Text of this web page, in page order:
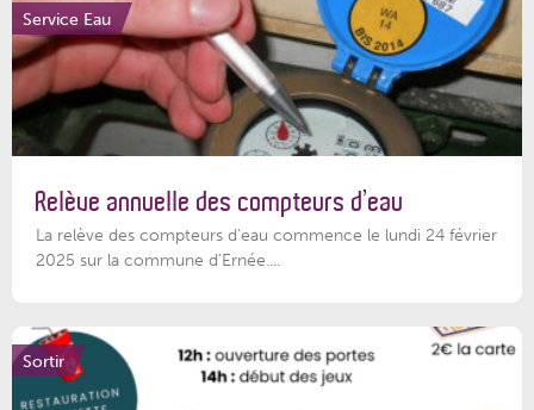
Service Eau
Relève annuelle des compteurs d’eau
La relève des compteurs d'eau commence le lundi 24 février
2025 sur la commune d’Ernée....
Sortir